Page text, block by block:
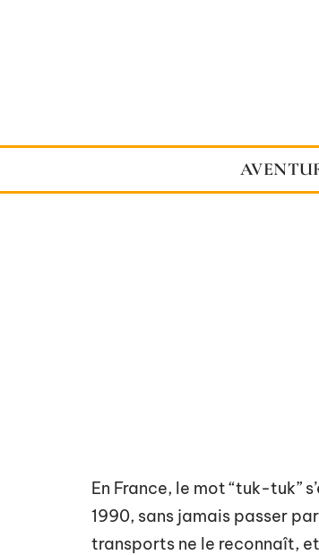
En France, le mot “tuk-tuk”
1990, sans jamais passer
transports ne le reconnaît,